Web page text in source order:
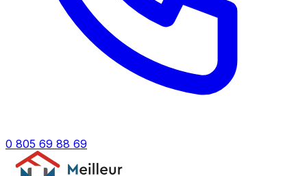
0 805 69 88 69